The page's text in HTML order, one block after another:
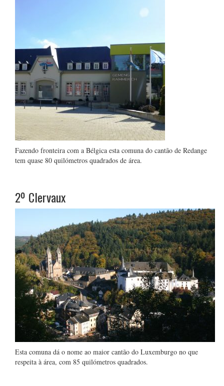
Fazendo fronteira com a Bélgica esta comuna do cantão de Redange
tem quase 80 quilómetros quadrados de área.
2º Clervaux
Esta comuna dá o nome ao maior cantão do Luxemburgo no que
respeita à área, com 85 quilómetros quadrados.